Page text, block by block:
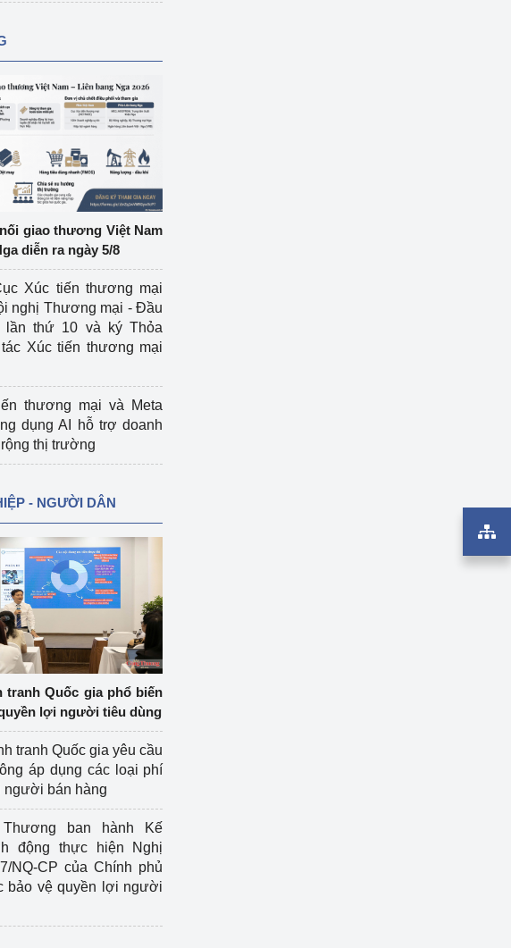
giao thương Việt Nam
diễn ra ngày 5/8
Xúc tiến thương mại
nghị Thương mại - Đầu
lần thứ 10 và ký Thỏa
Xúc tiến thương mại
thương mại và Meta
dụng AI hỗ trợ doanh
thị trường
- NGƯỜI DÂN
tranh Quốc gia phổ biến
lợi người tiêu dùng
tranh Quốc gia yêu cầu
áp dụng các loại phí
người bán hàng
ban hành Kế
động thực hiện Nghị
NQ-CP của Chính phủ
bảo vệ quyền lợi người